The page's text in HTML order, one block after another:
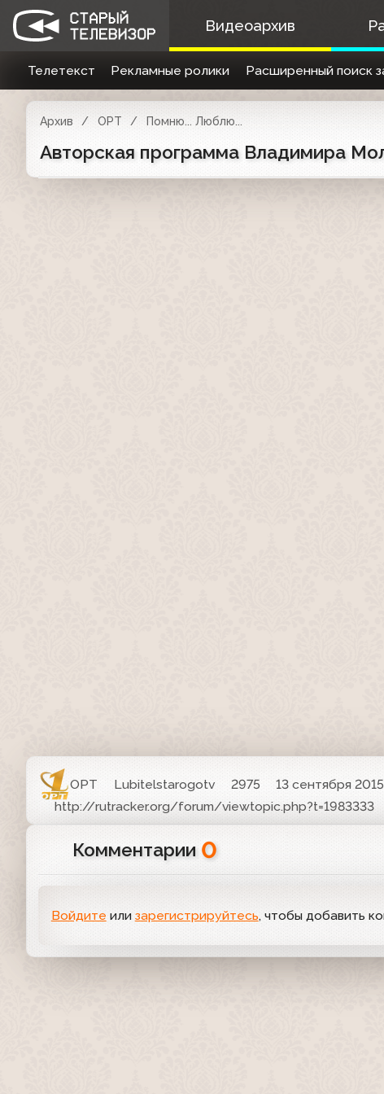
Видеоархив
Телетекст Рекламные ролики Расширенный поиск
Архив ОРТ Помню... Люблю...
Авторская программа Владимира
ОРТ Lubitelstarogotv 2975
13 сентября
http://rutracker.org/forum/viewtopic.php?t=1983333
Комментарии 0
Войдите или зарегистрируйтесь, чтобы добавить